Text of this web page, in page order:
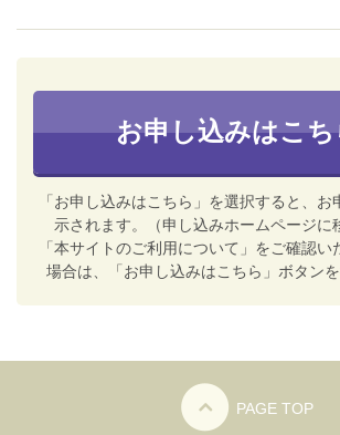
お申し込みはこ
「お申し込みはこちら」を選択すると、お
示されます。（申し込みホームページに
「本サイトのご利用について」をご確認い
場合は、「お申し込みはこちら」ボタンを
PAGE TOP